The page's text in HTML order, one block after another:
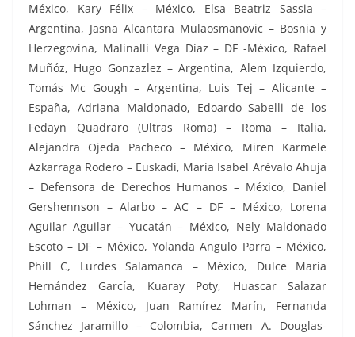
México, Kary Félix – México, Elsa Beatriz Sassia –
Argentina, Jasna Alcantara Mulaosmanovic – Bosnia y
Herzegovina, Malinalli Vega Díaz – DF -México, Rafael
Muñóz, Hugo Gonzazlez – Argentina, Alem Izquierdo,
Tomás Mc Gough – Argentina, Luis Tej – Alicante –
España, Adriana Maldonado, Edoardo Sabelli de los
Fedayn Quadraro (Ultras Roma) – Roma – Italia,
Alejandra Ojeda Pacheco – México, Miren Karmele
Azkarraga Rodero – Euskadi, María Isabel Arévalo Ahuja
– Defensora de Derechos Humanos – México, Daniel
Gershennson – Alarbo – AC – DF – México, Lorena
Aguilar Aguilar – Yucatán – México, Nely Maldonado
Escoto – DF – México, Yolanda Angulo Parra – México,
Phill C, Lurdes Salamanca – México, Dulce María
Hernández García, Kuaray Poty, Huascar Salazar
Lohman – México, Juan Ramírez Marín, Fernanda
Sánchez Jaramillo – Colombia, Carmen A. Douglas-